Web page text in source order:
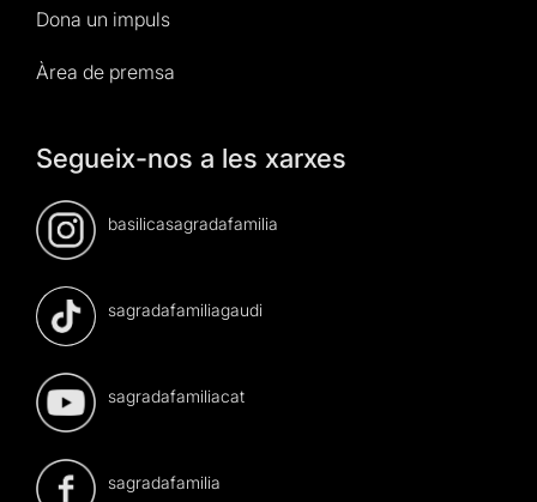
Dona un impuls
Àrea de premsa
Segueix-nos a les xarxes
basilicasagradafamilia
sagradafamiliagaudi
sagradafamiliacat
sagradafamilia